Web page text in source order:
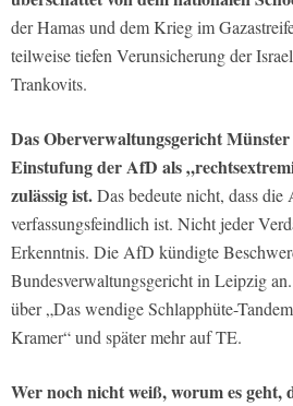
der Hamas und dem Krieg im
teilweise tiefen Verunsicherung der
Trankovits.
Das Oberverwaltungsgericht Münster
Einstufung der AfD als
zulässig ist.Das bedeute nicht, dass
verfassungsfeindlich ist. Nicht jeder
Erkenntnis. Die AfD kündigte
Bundesverwaltungsgericht in Leipzig
über „Das wendige Schlapphüte-
Kramer“ und später mehr auf TE.
Wer noch nicht weiß, worum es geht,